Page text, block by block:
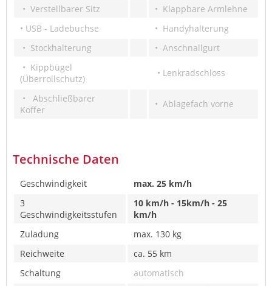
• Verstellbarer Sitz
• Klappbare Armlehne
• USB - Ladebuchse
• Handyhalterung
• Stockhalterung
• Anschnallgurt
• Kippbügel
(Überrollschutz)
• Lenkradschloss
• Abschließbarer
Koffer
• Ablagefach vorne
Technische Daten
Geschwindigkeit
max. 25 km/h
3
Geschwindigkeitsstufen
10 km/h - 15km/h - 25
km/h
Zuladung
max. 130 kg
Reichweite
ca. 55 km
Schaltung
automatisch